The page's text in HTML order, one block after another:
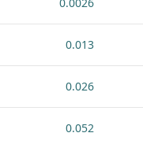
0.013
0.026
0.052